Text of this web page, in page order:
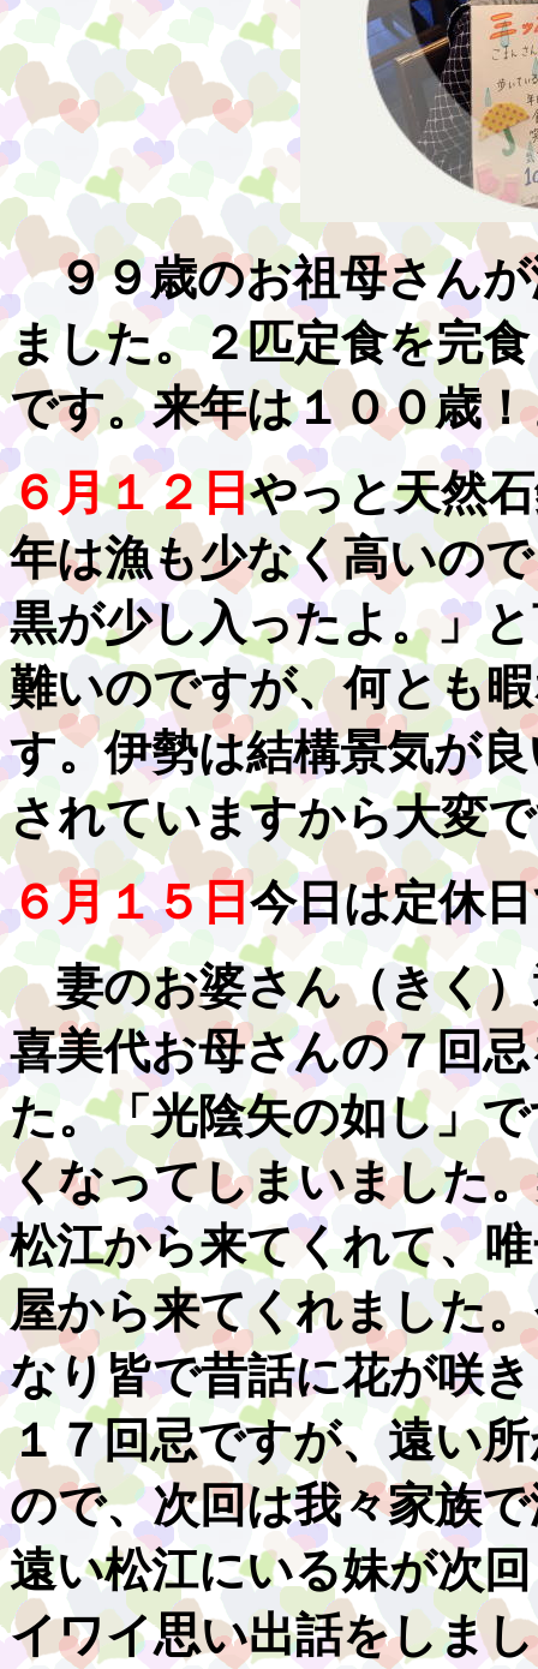
９９歳のお祖母さんが
ました。２匹定食を完
です。来年は１００歳
６月１２日やっと天然
年は漁も少なく高いの
黒が少し入ったよ。」
難いのですが、何とも
す。伊勢は結構景気が
されていますから大変
６月１５日今日は定休
妻のお婆さん（きく）
喜美代お母さんの７回
た。「光陰矢の如し」
くなってしまいました
松江から来てくれて、
屋から来てくれました
なり皆で昔話に花が咲
１７回忌ですが、遠い
ので、次回は我々家族
遠い松江にいる妹が次
イワイ思い出話をしま